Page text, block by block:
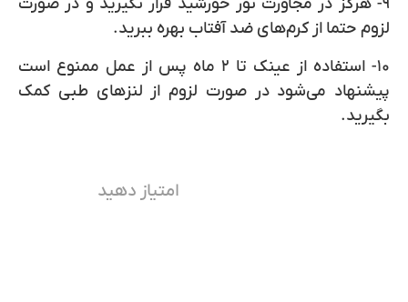
۹- هرگز در مجاورت نور خورشید قرار نگیرید و در صورت
لزوم حتما از کرم‌های ضد آفتاب بهره ببرید.
۱۰- استفاده از عینک تا ۲ ماه پس از عمل ممنوع است
پیشنهاد می‌شود در صورت لزوم از لنزهای طبی کمک
بگیرید.
امتیاز دهید